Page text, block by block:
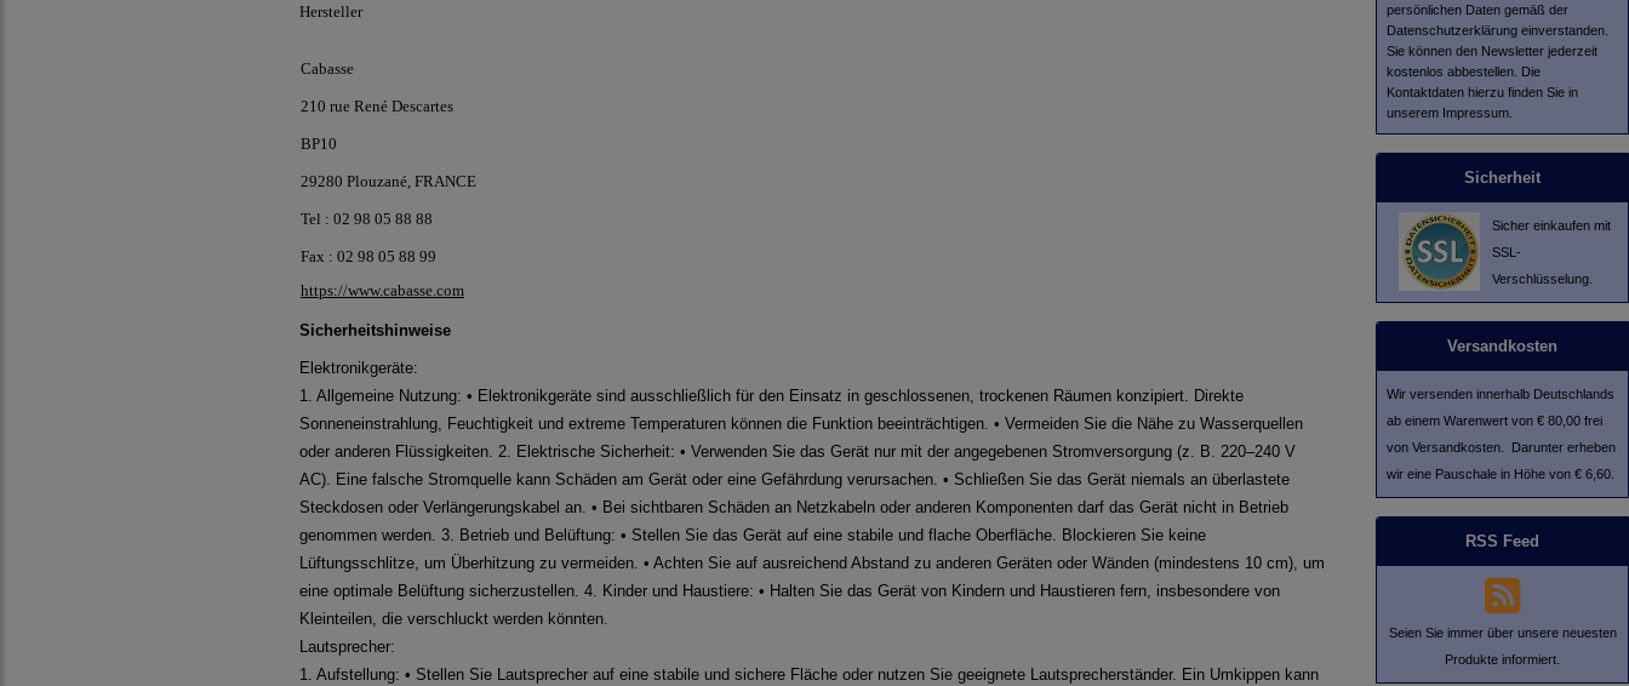
Hersteller
Cabasse
210 rue René Descartes
BP10
29280 Plouzané, FRANCE
Tel : 02 98 05 88 88
Fax : 02 98 05 88 99
https://www.cabasse.com
Sicherheitshinweise
Elektronikgeräte:
1. Allgemeine Nutzung: • Elektronikgeräte sind ausschließlich für den Einsatz in geschlossenen, trockenen Räumen konzipiert. Direkte
Sonneneinstrahlung, Feuchtigkeit und extreme Temperaturen können die Funktion beeinträchtigen. • Vermeiden Sie die Nähe zu Wasserquellen
oder anderen Flüssigkeiten. 2. Elektrische Sicherheit: • Verwenden Sie das Gerät nur mit der angegebenen Stromversorgung (z. B. 220–240 V
AC). Eine falsche Stromquelle kann Schäden am Gerät oder eine Gefährdung verursachen. • Schließen Sie das Gerät niemals an überlastete
Steckdosen oder Verlängerungskabel an. • Bei sichtbaren Schäden an Netzkabeln oder anderen Komponenten darf das Gerät nicht in Betrieb
genommen werden. 3. Betrieb und Belüftung: • Stellen Sie das Gerät auf eine stabile und flache Oberfläche. Blockieren Sie keine
Lüftungsschlitze, um Überhitzung zu vermeiden. • Achten Sie auf ausreichend Abstand zu anderen Geräten oder Wänden (mindestens 10 cm), um
eine optimale Belüftung sicherzustellen. 4. Kinder und Haustiere: • Halten Sie das Gerät von Kindern und Haustieren fern, insbesondere von
Kleinteilen, die verschluckt werden könnten.
Lautsprecher:
1. Aufstellung: • Stellen Sie Lautsprecher auf eine stabile und sichere Fläche oder nutzen Sie geeignete Lautsprecherständer. Ein Umkippen kann
persönlichen Daten gemäß der
Datenschutzerklärung einverstanden.
Sie können den Newsletter jederzeit
kostenlos abbestellen. Die
Kontaktdaten hierzu finden Sie in
unserem Impressum.
Sicherheit
Sicher einkaufen mit
SSL-
Verschlüsselung.
Versandkosten
Wir versenden innerhalb Deutschlands
ab einem Warenwert von € 80,00 frei
von Versandkosten. Darunter erheben
wir eine Pauschale in Höhe von € 6,60.
RSS Feed
Seien Sie immer über unsere neuesten
Produkte informiert.